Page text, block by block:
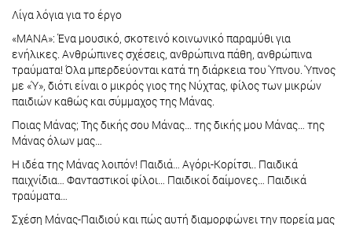
Λίγα λόγια για το έργο
«ΜΑΝΑ»: Ένα μουσικό, σκοτεινό κοινωνικό παραμύθι για
ενήλικες. Ανθρώπινες σχέσεις, ανθρώπινα πάθη, ανθρώπινα
τραύματα! Όλα μπερδεύονται κατά τη διάρκεια του Ύπνου. Ύπνος
με «Ύ», διότι είναι ο μικρός γιος της Νύχτας, φίλος των μικρών
παιδιών καθώς και σύμμαχος της Μάνας.
Ποιας Μάνας; Της δικής σου Μάνας… της δικής μου Μάνας… της
Μάνας όλων μας…
Η ιδέα της Μάνας λοιπόν! Παιδιά… Αγόρι-Κορίτσι.. Παιδικά
παιχνίδια… Φανταστικοί φίλοι… Παιδικοί δαίμονες… Παιδικά
τραύματα…
Σχέση Μάνας-Παιδιού και πώς αυτή διαμορφώνει την πορεία μας